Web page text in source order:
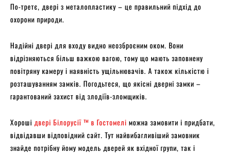
По-третє, двері з металопластику – це правильний підхід до
охорони природи.
Надійні двері для входу видно неозброєним оком. Вони
відрізняються більш важкою вагою, тому що мають заповнену
повітряну камеру і наявність ущільнювачів. А також кількістю і
розташуванням замків. Погодьтеся, що якісні дверні замки –
гарантований захист від злодіїв-зломщиків.
Хороші двері Білорусії ™ в Гостомелі можна замовити і придбати,
відвідавши відповідний сайт. Тут найвибагливіший замовник
знайде потрібну йому модель дверей як вхідної групи, так і